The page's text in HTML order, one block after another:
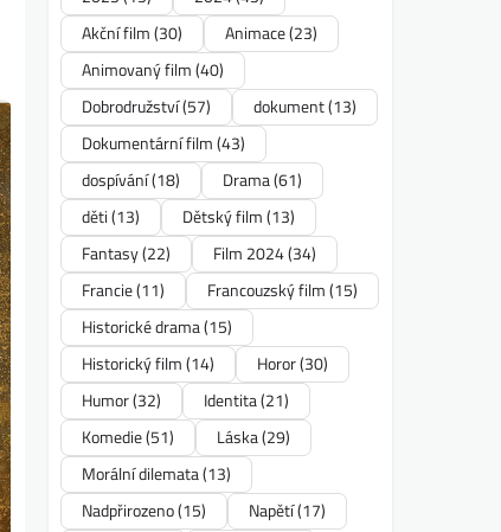
Akční film(30) Animace(23)
Animovaný film(40)
Dobrodružství(57) dokument(13)
Dokumentární film(43)
dospívání(18) Drama(61)
děti(13) Dětský film(13)
Fantasy(22) Film 2024(34)
Francie(11) Francouzský film(15)
Historické drama(15)
Historický film(14) Horor(30)
Humor(32) Identita(21)
Komedie(51) Láska(29)
Morální dilemata(13)
Nadpřirozeno(15) Napětí(17)